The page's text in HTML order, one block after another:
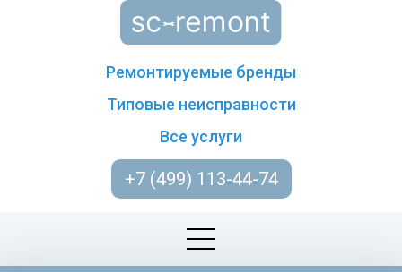
Ремонтируемые бренды
Типовые неисправности
Все услуги
+7 (499) 113-44-74